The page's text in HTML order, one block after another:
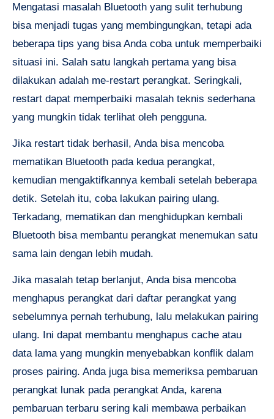
Mengatasi masalah Bluetooth yang sulit terhubung
bisa menjadi tugas yang membingungkan, tetapi ada
beberapa tips yang bisa Anda coba untuk memperbaiki
situasi ini. Salah satu langkah pertama yang bisa
dilakukan adalah me-restart perangkat. Seringkali,
restart dapat memperbaiki masalah teknis sederhana
yang mungkin tidak terlihat oleh pengguna.
Jika restart tidak berhasil, Anda bisa mencoba
mematikan Bluetooth pada kedua perangkat,
kemudian mengaktifkannya kembali setelah beberapa
detik. Setelah itu, coba lakukan pairing ulang.
Terkadang, mematikan dan menghidupkan kembali
Bluetooth bisa membantu perangkat menemukan satu
sama lain dengan lebih mudah.
Jika masalah tetap berlanjut, Anda bisa mencoba
menghapus perangkat dari daftar perangkat yang
sebelumnya pernah terhubung, lalu melakukan pairing
ulang. Ini dapat membantu menghapus cache atau
data lama yang mungkin menyebabkan konflik dalam
proses pairing. Anda juga bisa memeriksa pembaruan
perangkat lunak pada perangkat Anda, karena
pembaruan terbaru sering kali membawa perbaikan